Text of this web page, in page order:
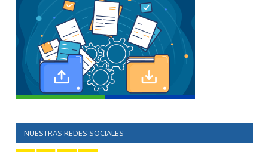
NUESTRAS REDES SOCIALES